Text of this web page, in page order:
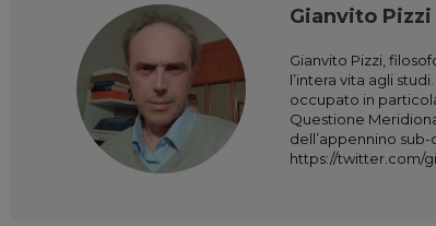
Gianvito Pizzi
Gianvito Pizzi,
l’intera vita agli
occupato in
Questione
dell’appennino
https://twitter.com/